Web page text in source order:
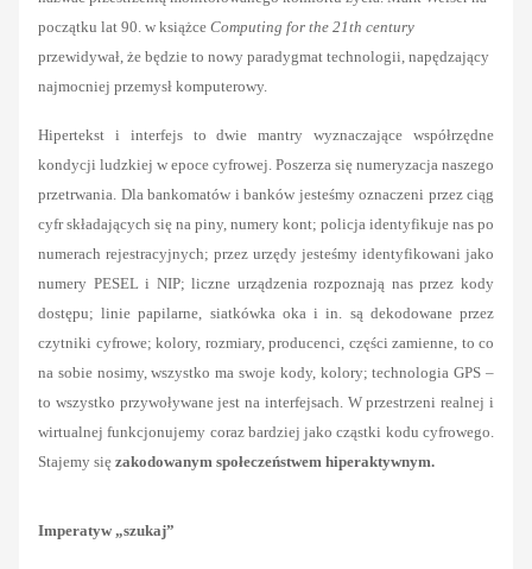
początku lat 90. w książce Computing for the 21th century
przewidywał, że będzie to nowy paradygmat technologii, napędzający
najmocniej przemysł komputerowy.
Hipertekst i interfejs to dwie mantry wyznaczające współrzędne
kondycji ludzkiej w epoce cyfrowej. Poszerza się numeryzacja naszego
przetrwania. Dla bankomatów i banków jesteśmy oznaczeni przez ciąg
cyfr składających się na piny, numery kont; policja identyfikuje nas po
numerach rejestracyjnych; przez urzędy jesteśmy identyfikowani jako
numery PESEL i NIP; liczne urządzenia rozpoznają nas przez kody
dostępu; linie papilarne, siatkówka oka i in. są dekodowane przez
czytniki cyfrowe; kolory, rozmiary, producenci, części zamienne, to co
na sobie nosimy, wszystko ma swoje kody, kolory; technologia GPS –
to wszystko przywoływane jest na interfejsach. W przestrzeni realnej i
wirtualnej funkcjonujemy coraz bardziej jako cząstki kodu cyfrowego.
Stajemy się zakodowanym społeczeństwem hiperaktywnym.
Imperatyw „szukaj”